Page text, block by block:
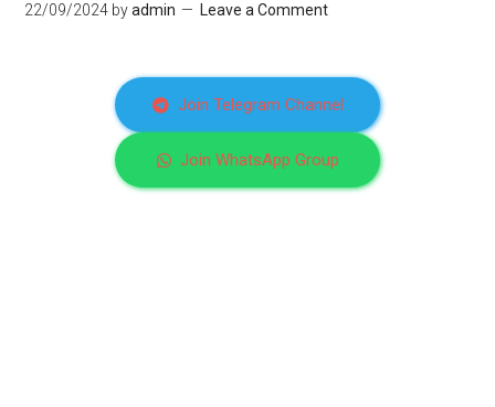
22/09/2024 byadmin Leave a Comment
Join Telegram Channel
Join WhatsApp Group